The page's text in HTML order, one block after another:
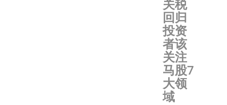
关税
回归
投资
者该
关注
马股7
大领
域